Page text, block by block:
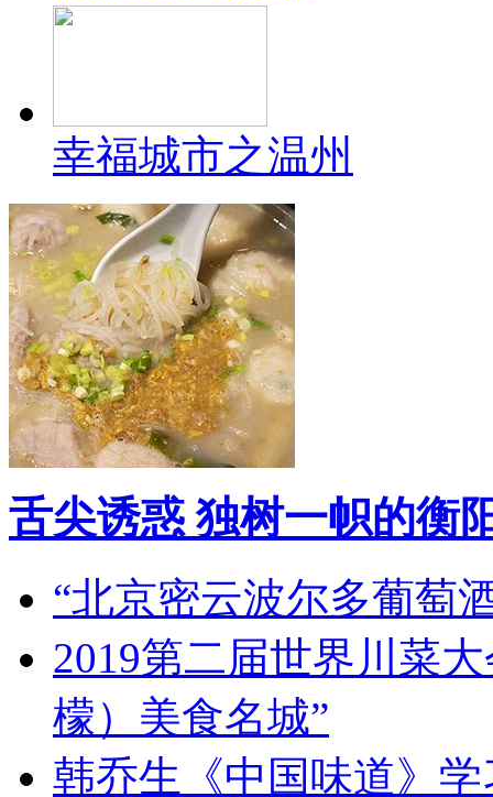
幸福城市之温州
舌尖诱惑 独树一帜的衡
“北京密云波尔多葡萄
2019第二届世界川菜
檬）美食名城”
韩乔生《中国味道》